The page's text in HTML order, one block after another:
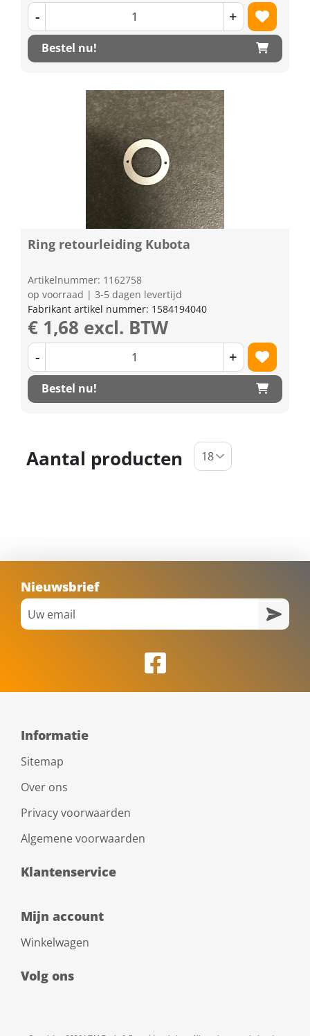
- +
Bestel nu!
Ring retourleiding Kubota
Artikelnummer: 1162758
op voorraad | 3-5 dagen levertijd
Fabrikant artikel nummer: 1584194040
€ 1,68 excl. BTW
- +
Bestel nu!
Aantal producten
Nieuwsbrief
Informatie
Sitemap
Over ons
Privacy voorwaarden
Algemene voorwaarden
Klantenservice
Mijn account
Winkelwagen
Volg ons